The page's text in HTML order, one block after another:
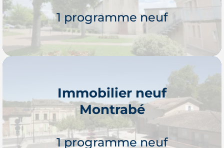
1 programme neuf
Je découvre
Immobilier neuf
Montrabé
1 programme neuf